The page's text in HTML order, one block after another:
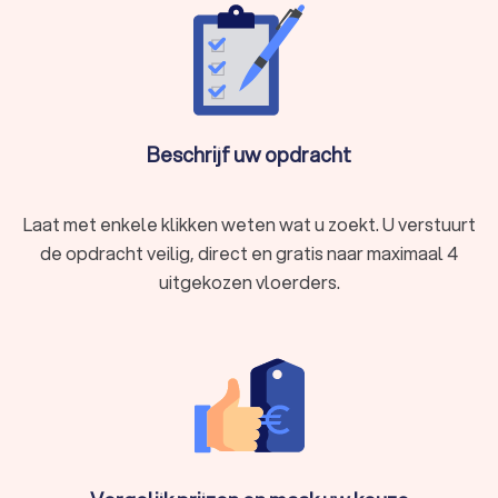
Beschrijf uw opdracht
Laat met enkele klikken weten wat u zoekt. U verstuurt
de opdracht veilig, direct en gratis naar maximaal 4
uitgekozen vloerders.